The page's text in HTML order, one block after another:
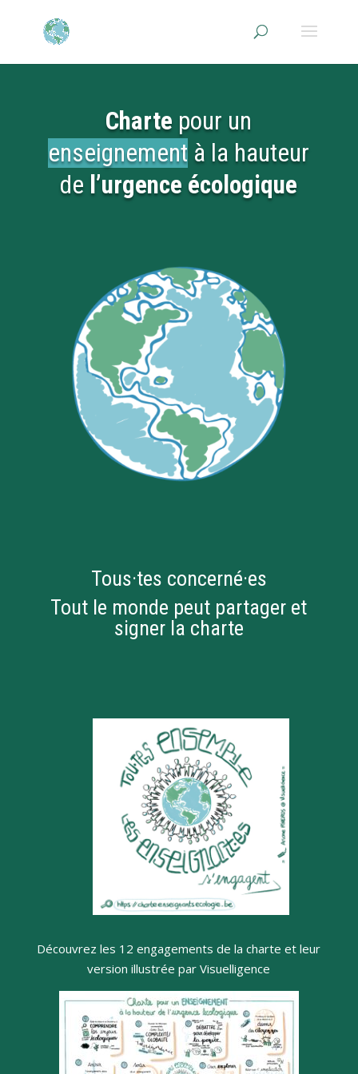
Charte pour un
enseignement à la hauteur
de l’urgence écologique
Tous·tes concerné·es
Tout le monde peut partager et
signer la charte
Découvrez les 12 engagements de la charte et leur
version illustrée par Visuelligence